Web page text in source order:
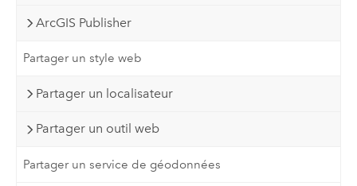
ArcGIS Publisher
Partager un style web
Partager un localisateur
Partager un outil web
Partager un service de géodonnées